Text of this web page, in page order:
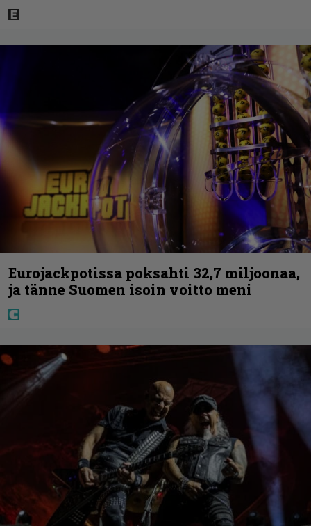
Eurojackpotissa poksahti 32,7 miljoonaa,
ja tänne Suomen isoin voitto meni